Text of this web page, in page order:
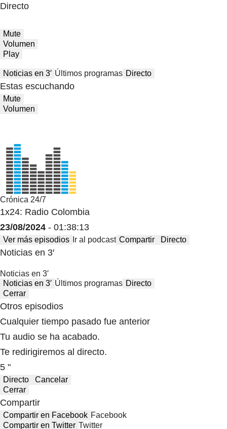
Directo
Mute
Volumen
Play
Noticias en 3′ Últimos programas Directo
Estas escuchando
Mute
Volumen
Crónica 24/7
1x24: Radio Colombia
23/08/2024 - 01:38:13
Ver más episodios Ir al podcast Compartir Directo
Noticias en 3′
Noticias en 3′
Noticias en 3′ Últimos programas Directo
Cerrar
Otros episodios
Cualquier tiempo pasado fue anterior
Tu audio se ha acabado.
Te redirigiremos al directo.
5 "
Directo
Cancelar
Cerrar
Compartir
Compartir en Facebook Facebook
Compartir en Twitter Twitter